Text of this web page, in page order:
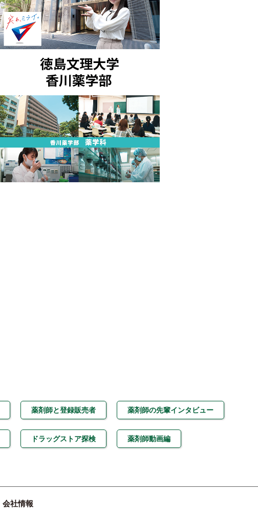
薬剤師と登録販売者 薬剤師の先輩インタビュー
ドラッグストア探検 薬剤師動画編
会社情報